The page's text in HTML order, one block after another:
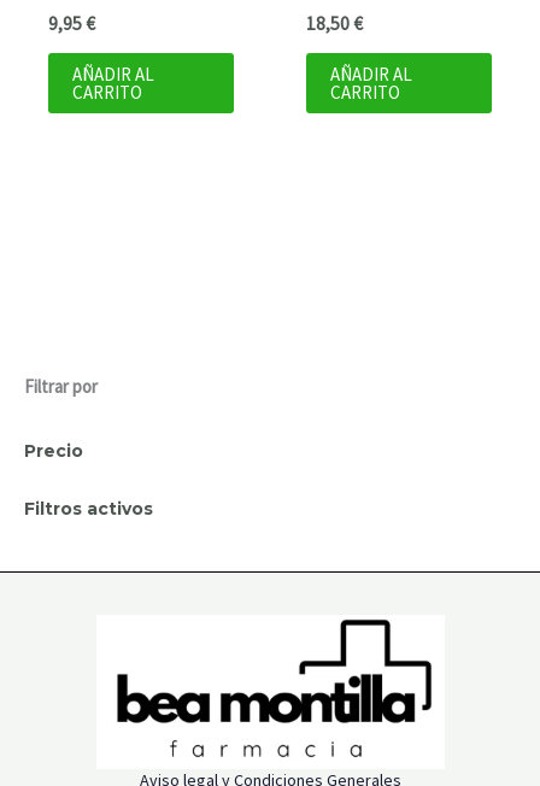
Filtrar por
Precio
Filtros activos
9,95€
AÑADIR AL
CARRITO
18,50€
AÑADIR AL
CARRITO
Aviso legal y Condiciones Generales